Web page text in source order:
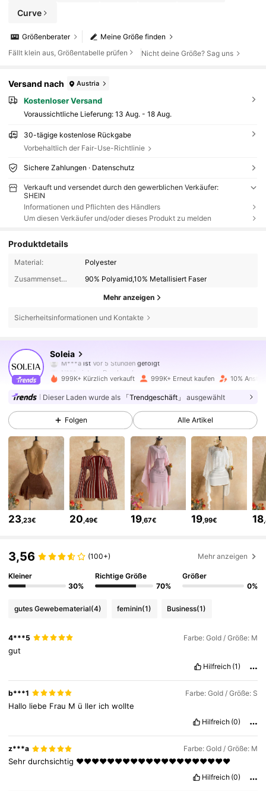
Curve
Meine Größe finden
Größenberater
Fällt klein aus, Größentabelle prüfen
Nicht deine Größe? Sag uns
Versand nach Austria
Kostenloser Versand
Voraussichtliche Lieferung: 13 Aug. - 18 Aug.
30-tägige kostenlose Rückgabe
Vorbehaltlich der Fair-Use-Richtlinie
Sichere Zahlungen · Datenschutz
Verkauft und versendet durch den gewerblichen Verkäufer:
SHEIN
Informationen und Pflichten des Händlers
Um diesen Verkäufer und/oder dieses Produkt zu melden
Produktdetails
Material:
Polyester
Zusammensetzung:
90% Polyamid,10% Metallisiert Faser
Mehr anzeigen
Sicherheitsinformationen und Kontakte
Soleia
N***yist am Durchsuchen
4,82
2.4M Follower
4,82
4,82 2.4M Follower
4,82 2.4M Follower
2.4M Follower
4,82
4,82 2.4M Follower
999K+ Kürzlich verkauft 999K+ Erneut kaufen 10%
Dieser Laden wurde als 「Trendgeschäft」 ausgewählt
Folgen Alle Artikel
23 ,23€ 20 ,49€ 19,67€ 19 ,99€ 18
3,56 (100+) Mehr anzeigen
Kleiner
30%
Richtige Größe
70%
Größer
0%
gutes Gewebematerial(4) feminin(1) Business(1)
4***5 Farbe: Gold / Größe: M
gut
Hilfreich (1)
b***1 Farbe: Gold / Größe: S
Hallo liebe Frau M ü ller ichwollte
Hilfreich (0)
z***a Farbe: Gold / Größe: M
Sehrdurchsichtig ❤️❤️❤️❤️❤️❤️❤️❤️❤️❤️❤️❤️❤️❤️❤️❤️❤️❤️❤️❤️
Hilfreich (0)